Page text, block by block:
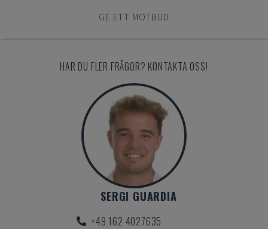
GE ETT MOTBUD
HAR DU FLER FRÅGOR? KONTAKTA OSS!
SERGI GUARDIA
+49 162 4027635